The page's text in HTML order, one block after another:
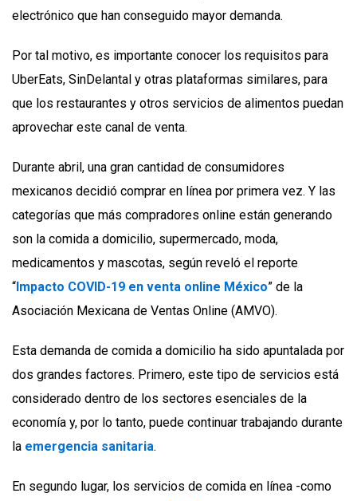
electrónico que han conseguido mayor demanda.
Por tal motivo, es importante conocer los requisitos para
UberEats, SinDelantal y otras plataformas similares, para
que los restaurantes y otros servicios de alimentos puedan
aprovechar este canal de venta.
Durante abril, una gran cantidad de consumidores
mexicanos decidió comprar en línea por primera vez. Y las
categorías que más compradores online están generando
son la comida a domicilio, supermercado, moda,
medicamentos y mascotas, según reveló el reporte
“Impacto COVID-19 en venta online México” de la
Asociación Mexicana de Ventas Online (AMVO).
Esta demanda de comida a domicilio ha sido apuntalada por
dos grandes factores. Primero, este tipo de servicios está
considerado dentro de los sectores esenciales de la
economía y, por lo tanto, puede continuar trabajando durante
la emergencia sanitaria.
En segundo lugar, los servicios de comida en línea -como